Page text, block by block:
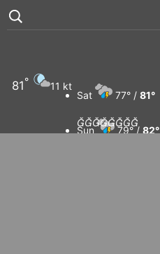
81° 11 kt
Sat 77° / 81°
Sun 79° / 82°
